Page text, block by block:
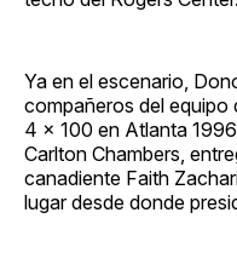
Ya en el escenario,
compañeros del equipo
4 x 100 en Atlanta
Carlton Chambers,
canadiente Faith
lugar desde donde